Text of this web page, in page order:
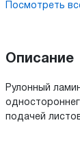
Посмотреть
Описание
Рулонный
подачей